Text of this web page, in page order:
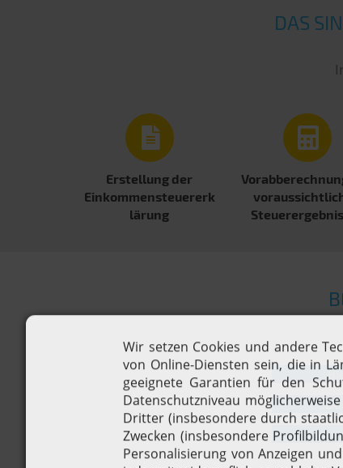
DAS
Erstellung der
Einkommensteuererk
lärung